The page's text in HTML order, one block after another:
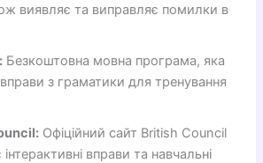
виявляє та виправляє помилки в
Безкоштовна мовна програма, яка
з граматики для тренування
Офіційний сайт British Council
вправи та навчальні